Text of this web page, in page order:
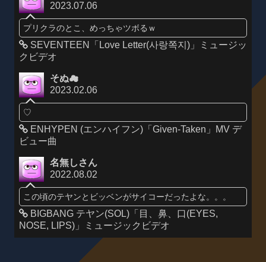
2023.07.06
プリクラのとこ、めっちゃツボるｗ
SEVENTEEN「Love Letter(사랑쪽지)」ミュージッ
クビデオ
そぬ☁
2023.02.06
♡
ENHYPEN (エンハイフン)「Given-Taken」MV デ
ビュー曲
名無しさん
2022.08.02
この頃のテヤンとビッベンがサイコーだったよな。。。
BIGBANG テヤン(SOL)「目、鼻、口(EYES,
NOSE, LIPS)」ミュージックビデオ